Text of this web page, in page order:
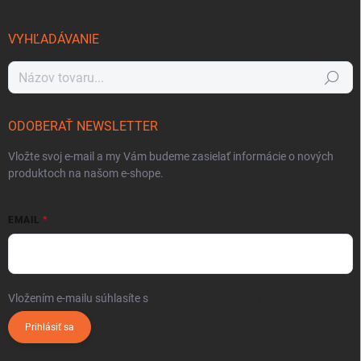
VYHĽADÁVANIE
Hľadať
ODOBERAŤ NEWSLETTER
Vložte svoj e-mail a my Vám budeme zasielať informácie o nových
produktoch na našom e-shope.
EMAIL
Vložením e-mailu súhlasíte s
Prihlásiť sa